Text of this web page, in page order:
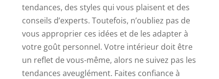
tendances, des styles qui vous plaisent et des
conseils d’experts. Toutefois, n’oubliez pas de
vous approprier ces idées et de les adapter à
votre goût personnel. Votre intérieur doit être
un reflet de vous-même, alors ne suivez pas les
tendances aveuglément. Faites confiance à